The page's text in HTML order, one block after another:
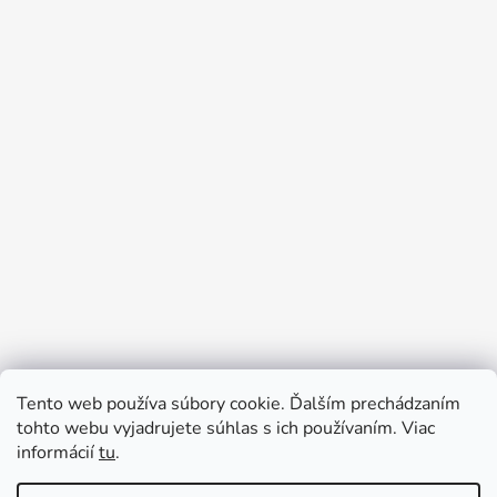
Tento web používa súbory cookie. Ďalším prechádzaním
tohto webu vyjadrujete súhlas s ich používaním. Viac
informáciítu.